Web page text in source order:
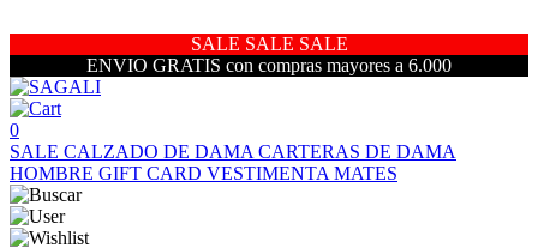
SALE SALE SALE
ENVIO GRATIS con compras mayores a 6.000
0
SALE CALZADO DE DAMA CARTERAS DE DAMA
HOMBRE GIFT CARD VESTIMENTA MATES